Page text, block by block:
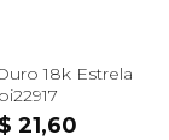
18k Estrela
21,60